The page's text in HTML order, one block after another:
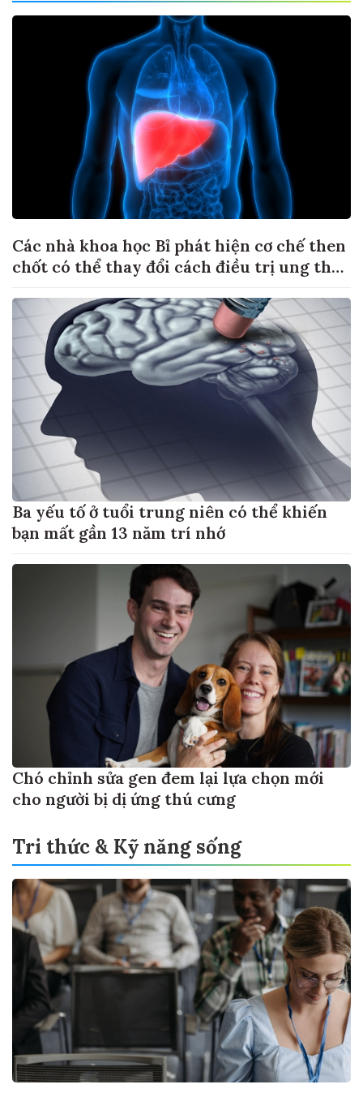
Các nhà khoa học Bỉ phát hiện cơ chế then
chốt có thể thay đổi cách điều trị ung thư
Ba yếu tố ở tuổi trung niên có thể khiến
bạn mất gần 13 năm trí nhớ
Chó chỉnh sửa gen đem lại lựa chọn mới
cho người bị dị ứng thú cưng
Tri thức & Kỹ năng sống